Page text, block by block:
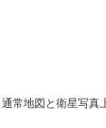
常地図と衛星写真